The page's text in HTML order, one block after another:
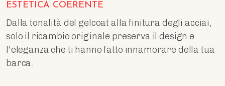
ESTETICA COERENTE
Dalla tonalità del gelcoat alla finitura degli acciai,
solo il ricambio originale preserva il design e
l'eleganza che ti hanno fatto innamorare della tua
barca.